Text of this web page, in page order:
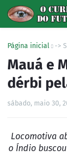
Página inicial ->
Mauá e
dérbi
sábado, maio 30,
Locomotiva
o Índio